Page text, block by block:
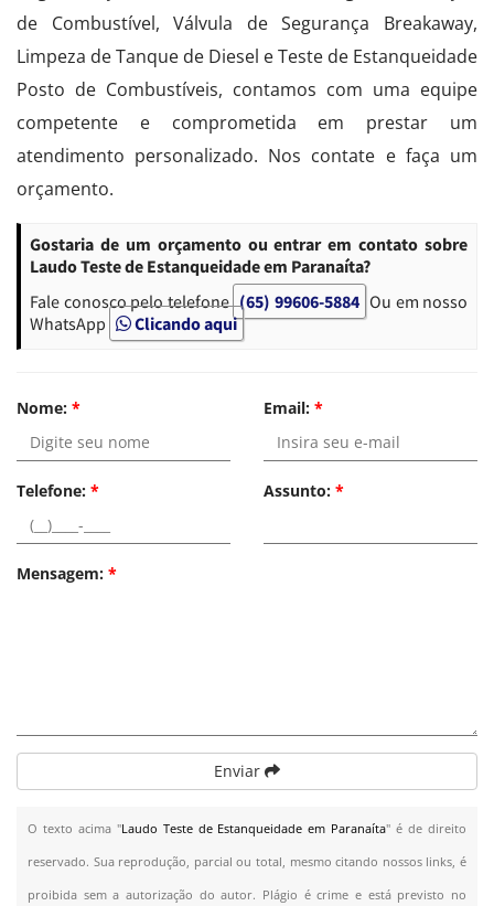
de Combustível, Válvula de Segurança Breakaway,
Limpeza de Tanque de Diesel e Teste de Estanqueidade
Posto de Combustíveis, contamos com uma equipe
competente e comprometida em prestar um
atendimento personalizado. Nos contate e faça um
orçamento.
Gostaria de um orçamento ou entrar em contato sobre
Laudo Teste de Estanqueidade em Paranaíta?
Fale conosco pelo telefone (65) 99606-5884 Ou em nosso
WhatsApp
Clicando aqui
Nome: * Email: *
Telefone: * Assunto: *
Mensagem: *
Enviar
O texto acima "Laudo Teste de Estanqueidade em Paranaíta" é de direito
reservado. Sua reprodução, parcial ou total, mesmo citando nossos links, é
proibida sem a autorização do autor. Plágio é crime e está previsto no